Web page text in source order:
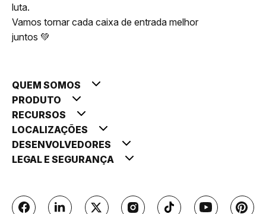
luta.
Vamos tornar cada caixa de entrada melhor
juntos 💚
QUEM SOMOS
PRODUTO
RECURSOS
LOCALIZAÇÕES
DESENVOLVEDORES
LEGAL E SEGURANÇA